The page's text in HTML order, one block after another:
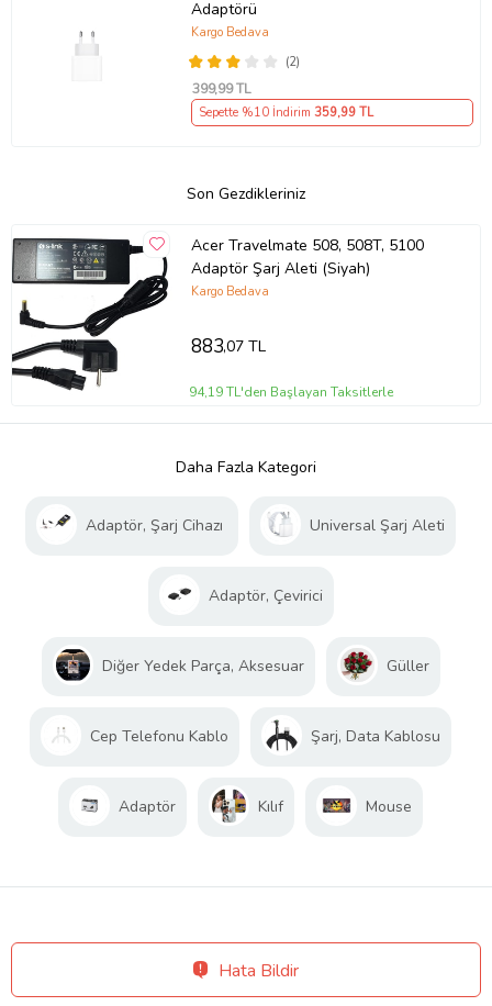
Adaptörü
(2)
Kargo Bedava
399,99 TL
Sepette %10 İndirim 359,99 TL
Son Gezdikleriniz
Acer Travelmate 508, 508T, 5100
Adaptör Şarj Aleti (Siyah)
Kargo Bedava
883,07 TL
94,19 TL'den Başlayan Taksitlerle
Daha Fazla Kategori
Adaptör, Şarj Cihazı Universal Şarj Aleti
Adaptör, Çevirici
Diğer Yedek Parça, Aksesuar Güller
Cep Telefonu Kablo Şarj, Data Kablosu
Adaptör Kılıf Mouse
Hata Bildir